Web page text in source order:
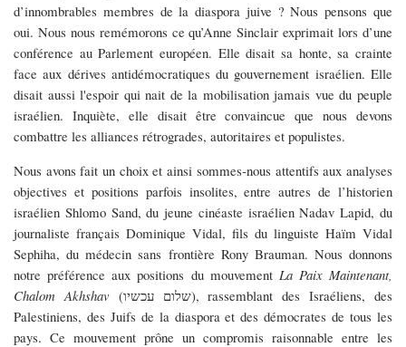
d’innombrables membres de la diaspora juive ? Nous pensons que
oui. Nous nous remémorons ce qu’Anne Sinclair exprimait lors d’une
conférence au Parlement européen. Elle disait sa honte, sa crainte
face aux dérives antidémocratiques du gouvernement israélien. Elle
disait aussi l'espoir qui nait de la mobilisation jamais vue du peuple
israélien. Inquiète, elle disait être convaincue que nous devons
combattre les alliances rétrogrades, autoritaires et populistes.
Nous avons fait un choix et ainsi sommes-nous attentifs aux analyses
objectives et positions parfois insolites, entre autres de l’historien
israélien Shlomo Sand, du jeune cinéaste israélien Nadav Lapid, du
journaliste français Dominique Vidal, fils du linguiste Haïm Vidal
Sephiha, du médecin sans frontière Rony Brauman. Nous donnons
notre préférence aux positions du mouvement La Paix Maintenant,
Chalom Akhshav(שלום עכשיו), rassemblant des Israéliens, des
Palestiniens, des Juifs de la diaspora et des démocrates de tous les
pays. Ce mouvement prône un compromis raisonnable entre les